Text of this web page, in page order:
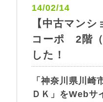
14/02/14
【中古マン
コーポ 2階
した！
「神奈川県川
ＤＫ」をWebサ